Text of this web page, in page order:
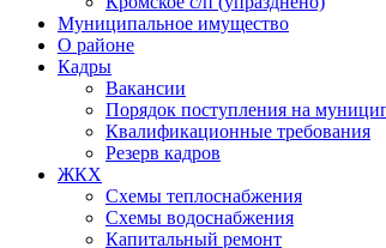
Муниципальное имущество
О районе
Кадры
Вакансии
Порядок поступления на
Квалификационные требования
Резерв кадров
ЖКХ
Схемы теплоснабжения
Схемы водоснабжения
Капитальный ремонт